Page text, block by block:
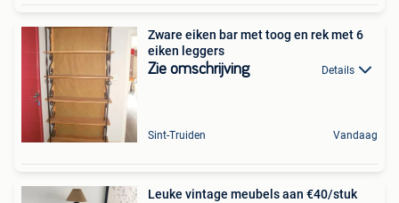
Zware eiken bar met toog en rek met 6
eiken leggers
Zie omschrijving Details
Sint-Truiden Vandaag
Leuke vintage meubels aan €40/stuk